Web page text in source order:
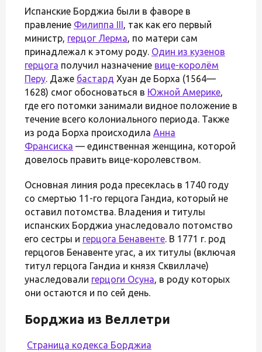
Испанские Борджиа были в фаворе в
правление Филиппа III, так как его первый
министр, герцог Лерма, по матери сам
принадлежал к этому роду. Один из кузенов
герцога получил назначение вице-королём
Перу. Даже бастард Хуан де Борха (1564—
1628) смог обосноваться в Южной Америке,
где его потомки занимали видное положение в
течение всего колониального периода. Также
из рода Борха происходила Анна
Франсиска — единственная женщина, которой
довелось править вице-королевством.
Основная линия рода пресеклась в 1740 году
со смертью 11-го герцога Гандиа, который не
оставил потомства. Владения и титулы
испанских Борджиа унаследовало потомство
его сестры и герцога Бенавенте. В 1771 г. род
герцогов Бенавенте угас, а их титулы (включая
титул герцога Гандиа и князя Сквиллаче)
унаследовали герцоги Осуна, в роду которых
они остаются и по сей день.
Борджиа из Веллетри
Страница кодекса Борджиа